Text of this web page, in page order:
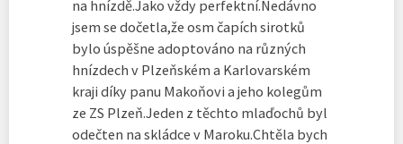
na hnízdě.Jako vždy perfektní.Nedávno
jsem se dočetla,že osm čapích sirotků
bylo úspěšne adoptováno na různých
hnízdech v Plzeňském a Karlovarském
kraji díky panu Makoňovi a jeho kolegům
ze ZS Plzeň.Jeden z těchto mlaďochů byl
odečten na skládce v Maroku.Chtěla bych